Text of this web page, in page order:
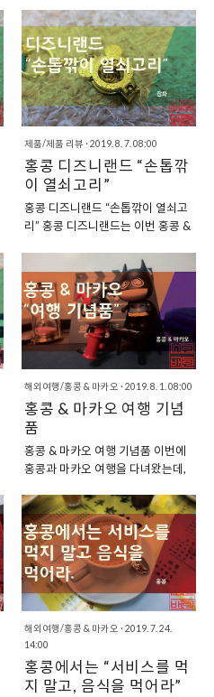
이었기에 여러모로 고려해야 할 것
들이 더 많았지요. 특히, 휴대폰이나
인터넷을 사용하는 문제가 가장 컸
는데요. 홍콩과 마카오는 가까이 있
지만, 다른 정..
는 빼놓을 수 없는 홍콩의 유명 관광
지인 “빅토리아 피크”에 올랐었습니
다. 빅토리아 피크에는 전망대가 있
기도 하고, 상점들이 있기도 한데요.
여기에 “마담 투소 박물관”이 있기
도 합니다. 밀랍인형 박물관인데, 입
장료는 제법 비싸긴 하지만, 다양한
스타들의 모습을 본뜬 인형들을 만
나볼 수 있는 곳입니다. “홍콩 빅토
리아 피크에 있는 마담 투소 박물
관” 홍콩 빅토리아 피크에 오르는
방법에는 여러 가지가 있는데요. 저
는 방법을 선택했습니다. 피크트램
으로 올라서 빅토리아 피크에서 홍
콩 전경을 보고, 그리고 건물에 있는
마담 투소 박물관에도 한 번 돌아보
게 되었습니다. 홍콩 빅토리아 피크
마담 투소 박물관 : ..
제품/제품 리뷰 · 2019. 8. 7. 08:00
홍콩 디즈니랜드 “손톱깎
이 열쇠고리”
홍콩 디즈니랜드 “손톱깎이 열쇠고
리” 홍콩 디즈니랜드는 이번 홍콩 &
곳입니다. 홍콩 & 마카오 여행의 마
지막을 장식하면서 방문한 곳인지
라, 이 곳에서도 가급적이면 기념품
을 하나 정도는 구입을 하려고 했지
요. “나름 실용적인 기념품을 구입
할 수 있었던 디즈니랜드” 홍콩 디
즈니랜드에서는 다양하면서도 독특
한 기념품을 판매하고 있었는데요.
저는 이 중에서 나름 실용적인 기념
품을 구입하고 싶었습니다. 그렇게
이것저것 찾아다니다 보니, 찾게 된
것이 “손톱깎이” 기능이 있는 열쇠
고리였습니다. “미키마우스 모양의
손톱깎이 열쇠고리” 손톱깎이 기능
이 있는 열쇠고리는 예전에 싱가포
르 여행에서도 구입했던 적이 있는
데요. 싱가포르에서 구입해와서도
유용하게 사용하고 있어서, 이번에
도 디즈니..
해외여행/홍콩 & 마카오 · 2019. 8. 1. 08:00
홍콩 & 마카오 여행 기념
품
홍콩 & 마카오 여행 기념품 이번에
홍콩과 마카오 여행을 다녀왔는데,
기념품을 구입해왔습니다. 해외여
행을 처음 나갔을 때는 기념품을 거
의 사지 않는 편이었는데, 여행을 다
니면서 기념품을 구입하지 않고 돌
아오니 아쉬움이 남아서 이제는 적
당한 기념품이 보이면 구입하려고
하는 편입니다. 너무 무리하지 않는
선에서 말이죠. “홍콩 여행에서 구
입한 기념품” 이번 글은, 홍콩과 마
카오에서 구입해 온 기념품을 정리
해보는 글입니다. 우선 먼저, 홍콩에
해외여행/홍콩 & 마카오 · 2019. 7. 24.
14:00
홍콩에서는 “서비스를 먹
지 말고, 음식을 먹어라”